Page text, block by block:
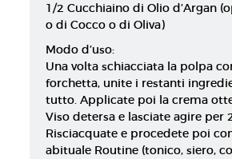
1/2 Cucchiaino di Olio d’Argan
o di Cocco o di Oliva)
Modo d’uso:
Una volta schiacciata la polpa
forchetta, unite i restanti
tutto. Applicate poi la crema
Viso detersa e lasciate agire per
Risciacquate e procedete poi
abituale Routine (tonico, siero,